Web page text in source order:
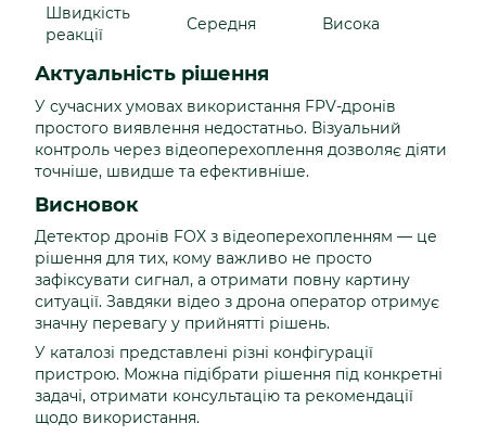
Швидкість
реакції
Середня Висока
Актуальність рішення
У сучасних умовах використання FPV-дронів
простого виявлення недостатньо. Візуальний
контроль через відеоперехоплення дозволяє діяти
точніше, швидше та ефективніше.
Висновок
Детектор дронів FOX з відеоперехопленням — це
рішення для тих, кому важливо не просто
зафіксувати сигнал, а отримати повну картину
ситуації. Завдяки відео з дрона оператор отримує
значну перевагу у прийнятті рішень.
У каталозі представлені різні конфігурації
пристрою. Можна підібрати рішення під конкретні
задачі, отримати консультацію та рекомендації
щодо використання.